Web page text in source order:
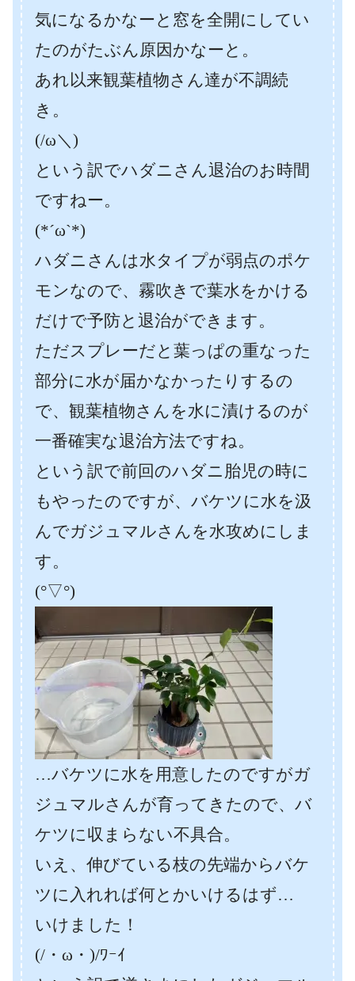
気になるかなーと窓を全開にしてい
たのがたぶん原因かなーと。
あれ以来観葉植物さん達が不調続
き。
(/ω＼)
という訳でハダニさん退治のお時間
ですねー。
(*´ω`*)
ハダニさんは水タイプが弱点のポケ
モンなので、霧吹きで葉水をかける
だけで予防と退治ができます。
ただスプレーだと葉っぱの重なった
部分に水が届かなかったりするの
で、観葉植物さんを水に漬けるのが
一番確実な退治方法ですね。
という訳で前回のハダニ胎児の時に
もやったのですが、バケツに水を汲
んでガジュマルさんを水攻めにしま
す。
(°▽°)
…バケツに水を用意したのですがガ
ジュマルさんが育ってきたので、バ
ケツに収まらない不具合。
いえ、伸びている枝の先端からバケ
ツに入れれば何とかいけるはず…
いけました！
(/・ω・)/ﾜｰｲ